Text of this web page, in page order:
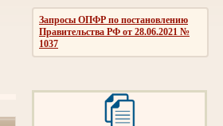
Запросы ОПФР по постановлению
Правительства РФ от 28.06.2021 №
1037